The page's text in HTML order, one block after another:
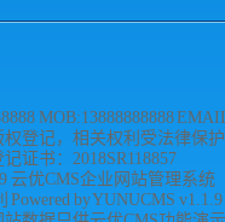
MOB:13888888888
登记，相关权利受法律保
证书：2018SR118857
云优CMS企业网站管理系统
Powered by YUNUCMS v1.1.9